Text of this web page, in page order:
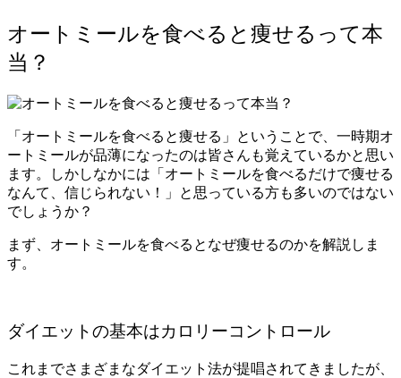
オートミールを食べると痩せるって本
当？
「オートミールを食べると痩せる」ということで、一時期オ
ートミールが品薄になったのは皆さんも覚えているかと思い
ます。しかしなかには「オートミールを食べるだけで痩せる
なんて、信じられない！」と思っている方も多いのではない
でしょうか？
まず、オートミールを食べるとなぜ痩せるのかを解説しま
す。
ダイエットの基本はカロリーコントロール
これまでさまざまなダイエット法が提唱されてきましたが、